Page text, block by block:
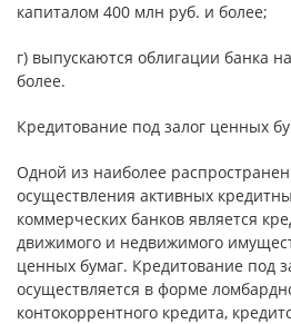
капиталом 400 млн руб. и более;
г) выпускаются облигации банка
более.
Кредитование под залог ценных
Одной из наиболее
осуществления активных
коммерческих банков является
движимого и недвижимого
ценных бумаг. Кредитование под
осуществляется в форме
контокоррентного кредита,